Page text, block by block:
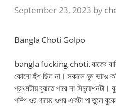
September 23, 2023 by
Bangla Choti Golpo
bangla fucking choti. রাতের বাকি
কোনো হুঁশ ছিল না। সকালে ঘুম ভাঙে
প্রথমটায় বুঝতে পারে না
পম্পি ওর গায়ের ওপর একটা পা তুলে